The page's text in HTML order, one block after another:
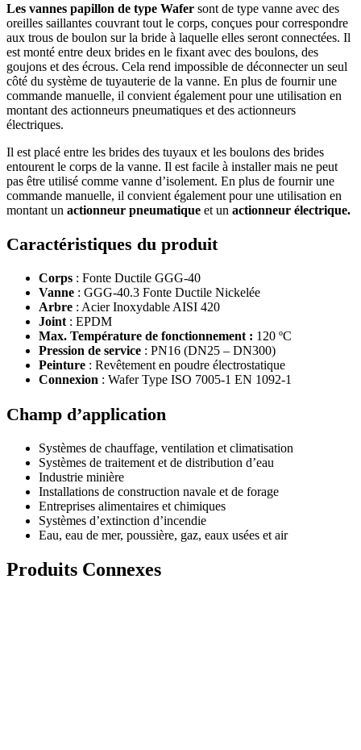
Les vannes papillon de type Wafer sont de type vanne avec des
oreilles saillantes couvrant tout le corps, conçues pour correspondre
aux trous de boulon sur la bride à laquelle elles seront connectées. Il
est monté entre deux brides en le fixant avec des boulons, des
goujons et des écrous. Cela rend impossible de déconnecter un seul
côté du système de tuyauterie de la vanne. En plus de fournir une
commande manuelle, il convient également pour une utilisation en
montant des actionneurs pneumatiques et des actionneurs
électriques.
Il est placé entre les brides des tuyaux et les boulons des brides
entourent le corps de la vanne. Il est facile à installer mais ne peut
pas être utilisé comme vanne d’isolement. En plus de fournir une
commande manuelle, il convient également pour une utilisation en
montant un actionneur pneumatique et un actionneur électrique.
Caractéristiques du produit
Corps : Fonte Ductile GGG-40
Vanne : GGG-40.3 Fonte Ductile Nickelée
Arbre : Acier Inoxydable AISI 420
Joint : EPDM
Max. Température de fonctionnement : 120 ºC
Pression de service : PN16 (DN25 – DN300)
Peinture : Revêtement en poudre électrostatique
Connexion : Wafer Type ISO 7005-1 EN 1092-1
Champ d’application
Systèmes de chauffage, ventilation et climatisation
Systèmes de traitement et de distribution d’eau
Industrie minière
Installations de construction navale et de forage
Entreprises alimentaires et chimiques
Systèmes d’extinction d’incendie
Eau, eau de mer, poussière, gaz, eaux usées et air
Produits Connexes